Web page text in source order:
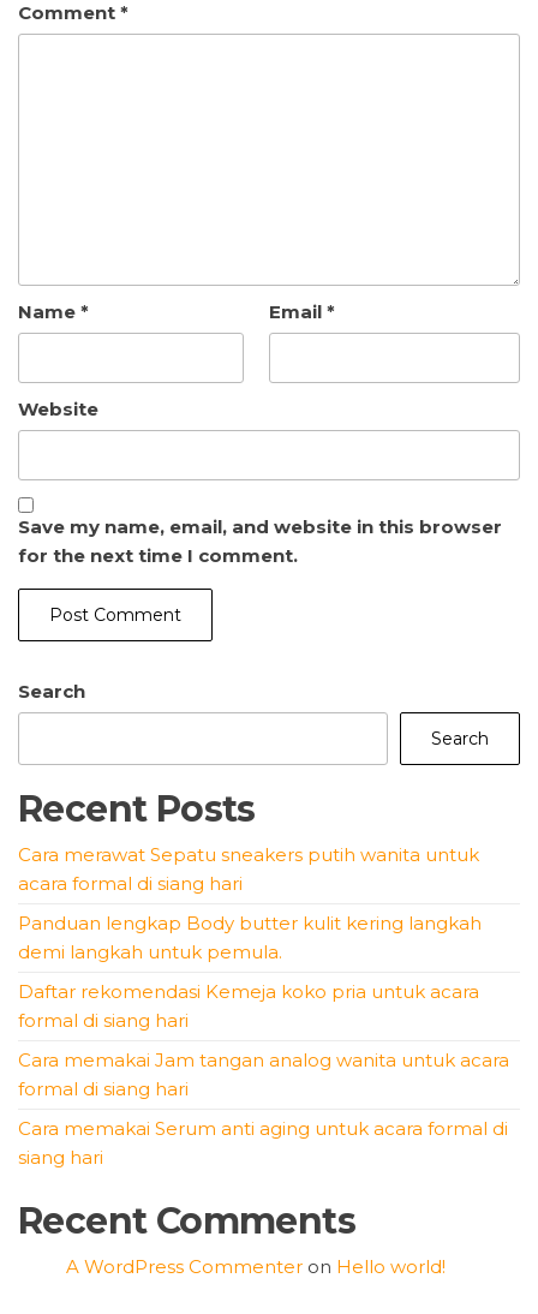
Comment *
Name * Email *
Website
Save my name, email, and website in this browser
for the next time I comment.
Search
Search
Recent Posts
Cara merawat Sepatu sneakers putih wanita untuk
acara formal di siang hari
Panduan lengkap Body butter kulit kering langkah
demi langkah untuk pemula.
Daftar rekomendasi Kemeja koko pria untuk acara
formal di siang hari
Cara memakai Jam tangan analog wanita untuk acara
formal di siang hari
Cara memakai Serum anti aging untuk acara formal di
siang hari
Recent Comments
A WordPress Commenter on Hello world!